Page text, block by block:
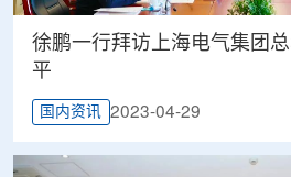
徐鹏一行拜访上海电气集团
平
国内资讯 2023-04-29